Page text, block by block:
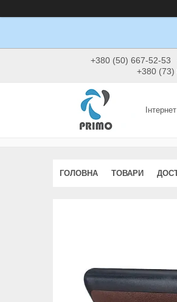
+380 (50) 667-52-53
+380 (73)
ГОЛОВНА ТОВАРИ